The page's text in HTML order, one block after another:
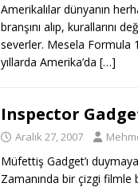
Amerikalılar dünyanın
branşını alıp, kurallarını
severler. Mesela Formula
yıllarda Amerika’da […]
Inspector
Aralık 27, 2007
Müfettiş Gadget’ı
Zamanında bir çizgi filmle